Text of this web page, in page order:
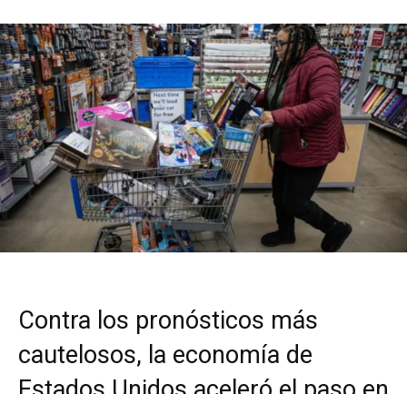
Contra los pronósticos más
cautelosos, la economía de